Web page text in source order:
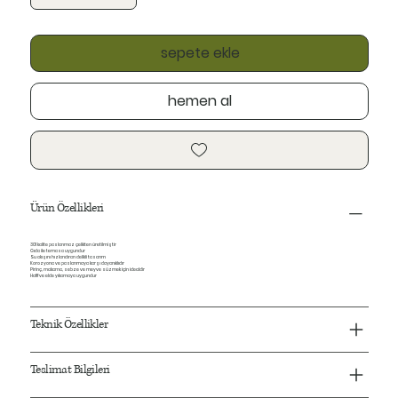
sepete ekle
hemen al
Ürün Özellikleri
301 kalite paslanmaz çelikten üretilmiştir
Gıda ile temasa uygundur
Su akışını hızlandıran delikli tasarım
Korozyona ve paslanmaya karşı dayanıklıdır
Pirinç, makarna, sebze ve meyve süzmek için idealdir
Hafif ve elde yıkamaya uygundur
Teknik Özellikler
Teslimat Bilgileri